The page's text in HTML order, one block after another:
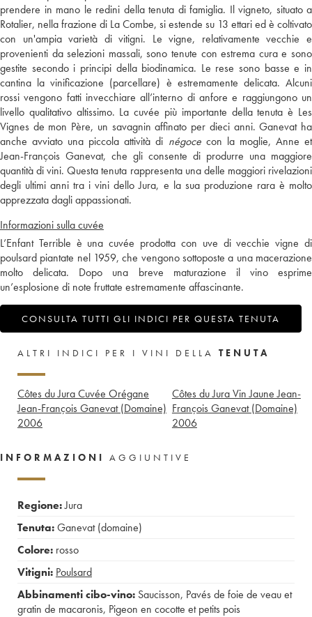
prendere in mano le redini della tenuta di famiglia. Il vigneto, situato a
Rotalier, nella frazione di La Combe, si estende su 13 ettari ed è coltivato
con un'ampia varietà di vitigni. Le vigne, relativamente vecchie e
provenienti da selezioni massali, sono tenute con estrema cura e sono
gestite secondo i principi della biodinamica. Le rese sono basse e in
cantina la vinificazione (parcellare) è estremamente delicata. Alcuni
rossi vengono fatti invecchiare all’interno di anfore e raggiungono un
livello qualitativo altissimo. La cuvée più importante della tenuta è Les
Vignes de mon Père, un savagnin affinato per dieci anni. Ganevat ha
anche avviato una piccola attività di négocecon la moglie, Anne et
Jean-François Ganevat, che gli consente di produrre una maggiore
quantità di vini. Questa tenuta rappresenta una delle maggiori rivelazioni
degli ultimi anni tra i vini dello Jura, e la sua produzione rara è molto
apprezzata dagli appassionati.
Informazioni sulla cuvée
L’Enfant Terrible è una cuvée prodotta con uve di vecchie vigne di
poulsard piantate nel 1959, che vengono sottoposte a una macerazione
molto delicata. Dopo una breve maturazione il vino esprime
un’esplosione di note fruttate estremamente affascinante.
CONSULTA TUTTI GLI INDICI PER QUESTA TENUTA
ALTRI INDICI PER I VINI DELLA TENUTA
Côtes du Jura Cuvée Orégane
Jean-François Ganevat (Domaine)
2006
Côtes du Jura Vin Jaune Jean-
François Ganevat (Domaine)
2006
INFORMAZIONI AGGIUNTIVE
Regione:Jura
Tenuta:Ganevat (domaine)
Colore: rosso
Vitigni: Poulsard
Abbinamenti cibo-vino: Saucisson, Pavés de foie de veau et
gratin de macaronis, Pigeon en cocotte et petits pois